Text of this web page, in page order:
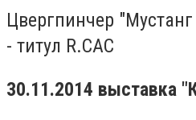
Цвергпинчер
- титул R.CAC
30.11.2014 выставка